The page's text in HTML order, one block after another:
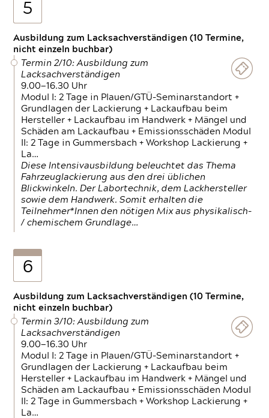
5
Ausbildung zum Lacksachverständigen (10 Termine,
nicht einzeln buchbar)
Termin 2/10: Ausbildung zum
Lacksachverständigen
9.00—16.30 Uhr
Modul I: 2 Tage in Plauen/GTÜ-Seminarstandort +
Grundlagen der Lackierung + Lackaufbau beim
Hersteller + Lackaufbau im Handwerk + Mängel und
Schäden am Lackaufbau + Emissionsschäden Modul
II: 2 Tage in Gummersbach + Workshop Lackierung +
La…
Diese Intensivausbildung beleuchtet das Thema
Fahrzeuglackierung aus den drei üblichen
Blickwinkeln. Der Labortechnik, dem Lackhersteller
sowie dem Handwerk. Somit erhalten die
Teilnehmer*Innen den nötigen Mix aus physikalisch-
/ chemischem Grundlage…
6
Ausbildung zum Lacksachverständigen (10 Termine,
nicht einzeln buchbar)
Termin 3/10: Ausbildung zum
Lacksachverständigen
9.00—16.30 Uhr
Modul I: 2 Tage in Plauen/GTÜ-Seminarstandort +
Grundlagen der Lackierung + Lackaufbau beim
Hersteller + Lackaufbau im Handwerk + Mängel und
Schäden am Lackaufbau + Emissionsschäden Modul
II: 2 Tage in Gummersbach + Workshop Lackierung +
La…